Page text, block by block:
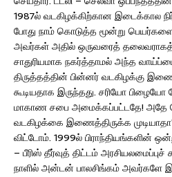
1987ல் வடகிழக்கிற்கான இடைக்கால
போது நாம் கொடுத்த மூன்று
அவர்கள் அதில் ஒருவரைத்
சாதுரியமாக நகர்த்தாமல் அந்த
திருத்தத்தின் பின்னர் வடகிழக்கு
கூடியதாக இருந்தது. சரியோ
மாகாண சபை அமைக்கப்பட்டதே! அதே
வடகிழக்கை இணைத்திருக்க
விட்டோம். 1999ல் பிராந்தியங்களின்
– பீரிஸ் தீர்வுத் திட்டம்
நாளில் அன்டன் பாலசிங்கம் அவர்களே